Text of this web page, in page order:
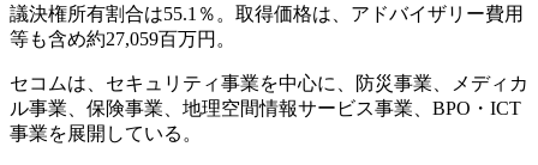
議決権所有割合は55.1％。取得価格は、アドバイザリー費用
等も含め約27,059百万円。
セコムは、セキュリティ事業を中心に、防災事業、メディカ
ル事業、保険事業、地理空間情報サービス事業、BPO・ICT
事業を展開している。